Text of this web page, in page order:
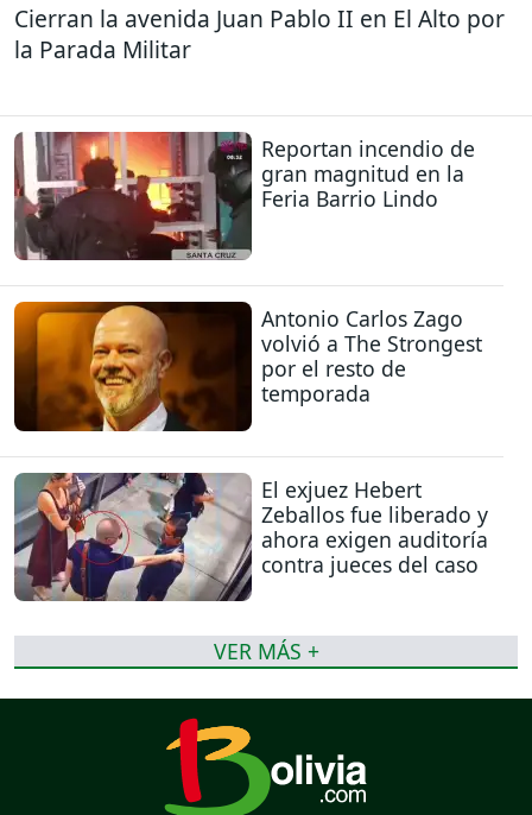
Cierran la avenida Juan Pablo II en El Alto por
la Parada Militar
Reportan incendio de
gran magnitud en la
Feria Barrio Lindo
Antonio Carlos Zago
volvió a The Strongest
por el resto de
temporada
El exjuez Hebert
Zeballos fue liberado y
ahora exigen auditoría
contra jueces del caso
VER MÁS +